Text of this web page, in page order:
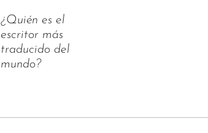
¿Quién es el
escritor más
traducido del
mundo?